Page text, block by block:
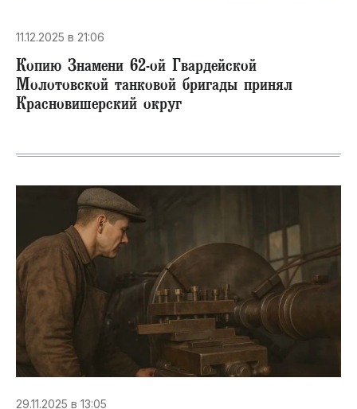
11.12.2025 в 21:06
​Копию Знамени 62-ой Гвардейской
Молотовской танковой бригады принял
Красновишерский округ
29.11.2025 в 13:05